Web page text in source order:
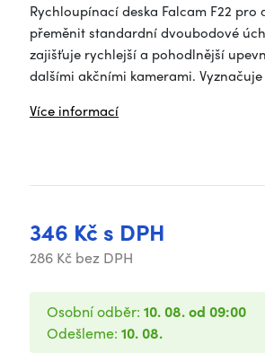
Rychloupínací deska Falcam F22
přeměnit standardní dvoubodové
zajišťuje rychlejší a pohodlnější
dalšími akčními kamerami.
Více informací
346 Kč s DPH
286 Kč bez DPH
Osobní odběr: 10. 08. od 09:00
Odešleme: 10. 08.